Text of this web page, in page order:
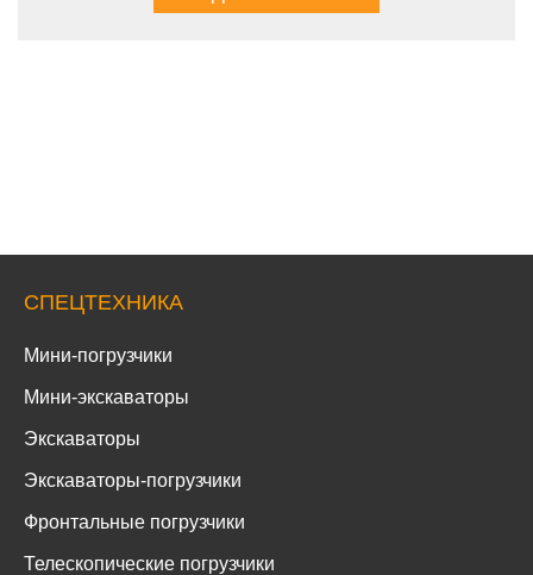
СПЕЦТЕХНИКА
Мини-погрузчики
Мини-экскаваторы
Экскаваторы
Экскаваторы-погрузчики
Фронтальные погрузчики
Телескопические погрузчики